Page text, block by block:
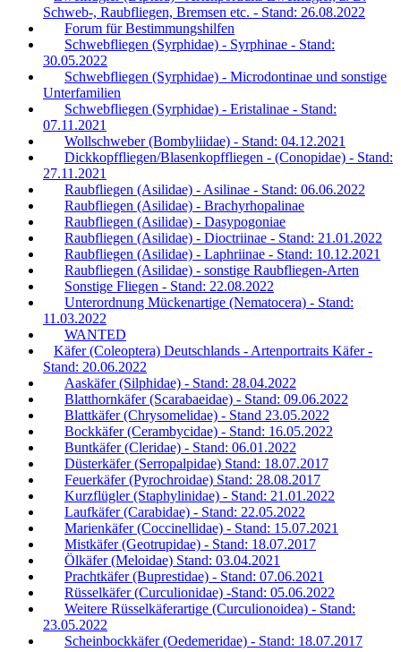
Schweb-, Raubfliegen, Bremsen etc. - Stand: 26.08.2022
Forum für Bestimmungshilfen
Schwebfliegen (Syrphidae) - Syrphinae - Stand:
30.05.2022
Schwebfliegen (Syrphidae) - Microdontinae und sonstige
Unterfamilien
Schwebfliegen (Syrphidae) - Eristalinae - Stand:
07.11.2021
Wollschweber (Bombyliidae) - Stand: 04.12.2021
Dickkopffliegen/Blasenkopffliegen - (Conopidae) - Stand:
27.11.2021
Raubfliegen (Asilidae) - Asilinae - Stand: 06.06.2022
Raubfliegen (Asilidae) - Brachyrhopalinae
Raubfliegen (Asilidae) - Dasypogoniae
Raubfliegen (Asilidae) - Dioctriinae - Stand: 21.01.2022
Raubfliegen (Asilidae) - Laphriinae - Stand: 10.12.2021
Raubfliegen (Asilidae) - sonstige Raubfliegen-Arten
Sonstige Fliegen - Stand: 22.08.2022
Unterordnung Mückenartige (Nematocera) - Stand:
11.03.2022
WANTED
Käfer (Coleoptera) Deutschlands - Artenportraits Käfer -
Stand: 20.06.2022
Aaskäfer (Silphidae) - Stand: 28.04.2022
Blatthornkäfer (Scarabaeidae) - Stand: 09.06.2022
Blattkäfer (Chrysomelidae) - Stand 23.05.2022
Bockkäfer (Cerambycidae) - Stand: 16.05.2022
Buntkäfer (Cleridae) - Stand: 06.01.2022
Düsterkäfer (Serropalpidae) Stand: 18.07.2017
Feuerkäfer (Pyrochroidae) Stand: 28.08.2017
Kurzflügler (Staphylinidae) - Stand: 21.01.2022
Laufkäfer (Carabidae) - Stand: 22.05.2022
Marienkäfer (Coccinellidae) - Stand: 15.07.2021
Mistkäfer (Geotrupidae) - Stand: 18.07.2017
Ölkäfer (Meloidae) Stand: 03.04.2021
Prachtkäfer (Buprestidae) - Stand: 07.06.2021
Rüsselkäfer (Curculionidae) -Stand: 05.06.2022
Weitere Rüsselkäferartige (Curculionoidea) - Stand:
23.05.2022
Scheinbockkäfer (Oedemeridae) - Stand: 18.07.2017